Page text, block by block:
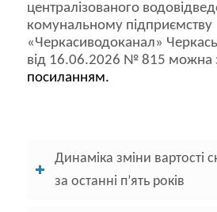
централізованого
комунальному підприємству
«Черкасиводоканал»
від 16.06.2026 № 815 можна
посиланням.
Динаміка зміни вартості
за останні п’ять років